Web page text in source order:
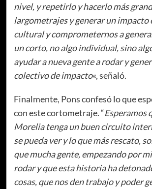
nivel, y repetirlo y hacerlo más
largometrajes y generar un impacto
cultural y comprometernos a
un corto, no algo individual, sino
ayudar a nueva gente a rodar y
colectivo de impacto«, señaló.
Finalmente, Pons confesó lo que
con este cortometraje. “Esperamos
Morelia tenga un buen circuito
se pueda ver y lo que más rescato,
que mucha gente, empezando por
rodar y que esta historia ha
cosas, que nos den trabajo y poder